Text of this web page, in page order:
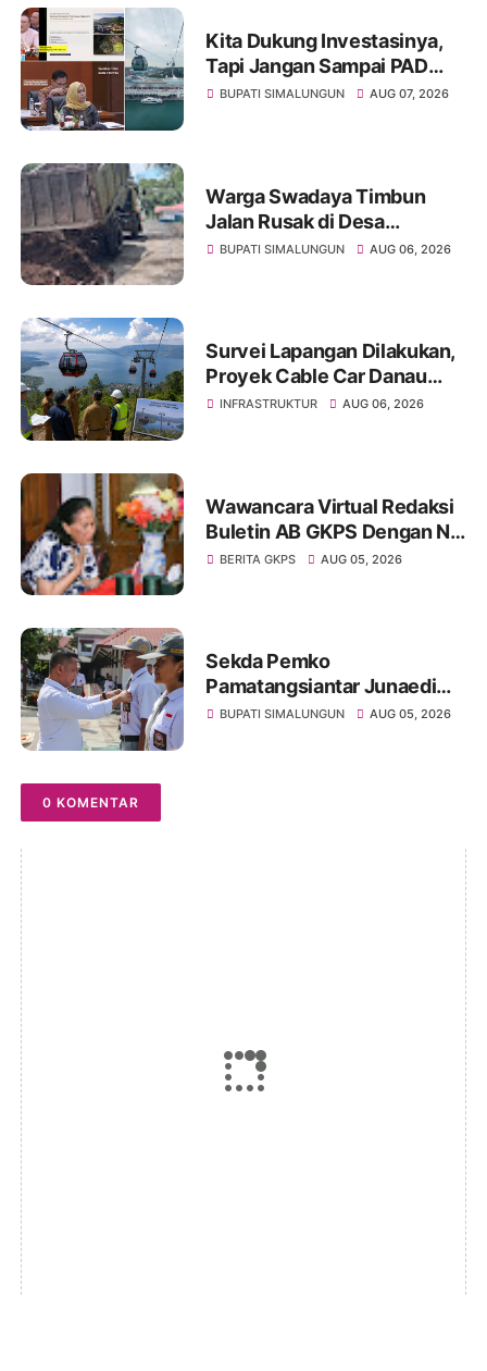
Kita Dukung Investasinya,
Tapi Jangan Sampai PAD
Simalungun yang Jadi
BUPATI SIMALUNGUN AUG 07, 2026
Warga Swadaya Timbun
Jalan Rusak di Desa
Sibangun Mariah, Harapkan
BUPATI SIMALUNGUN AUG 06, 2026
Survei Lapangan Dilakukan,
Proyek Cable Car Danau
Toba Masih Terkendala
INFRASTRUKTUR AUG 06, 2026
Wawancara Virtual Redaksi
Buletin AB GKPS Dengan Ny
St RK Purba Pakpak Boru
BERITA GKPS AUG 05, 2026
Sekda Pemko
Pamatangsiantar Junaedi
Pembina Upacara
BUPATI SIMALUNGUN AUG 05, 2026
0 KOMENTAR